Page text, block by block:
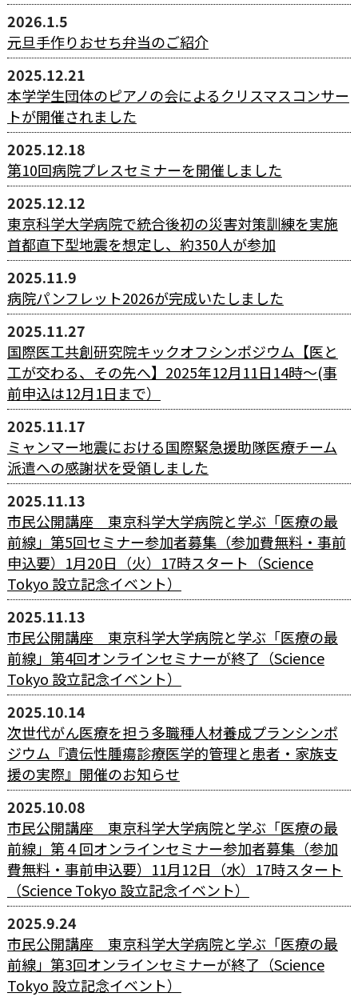
2026.1.5
元旦手作りおせち弁当のご紹介
2025.12.21
本学学生団体のピアノの会によるクリスマスコンサー
トが開催されました
2025.12.18
第10回病院プレスセミナーを開催しました
2025.12.12
東京科学大学病院で統合後初の災害対策訓練を実施
首都直下型地震を想定し、約350人が参加
2025.11.9
病院パンフレット2026が完成いたしました
2025.11.27
国際医工共創研究院キックオフシンポジウム【医と
工が交わる、その先へ】2025年12月11日14時～(事
前申込は12月1日まで）
2025.11.17
ミャンマー地震における国際緊急援助隊医療チーム
派遣への感謝状を受領しました
2025.11.13
市民公開講座 東京科学大学病院と学ぶ「医療の最
前線」第5回セミナー参加者募集（参加費無料・事前
申込要）1月20日（火）17時スタート（Science
Tokyo 設立記念イベント）
2025.11.13
市民公開講座 東京科学大学病院と学ぶ「医療の最
前線」第4回オンラインセミナーが終了（Science
Tokyo 設立記念イベント）
2025.10.14
次世代がん医療を担う多職種人材養成プランシンポ
ジウム『遺伝性腫瘍診療医学的管理と患者・家族支
援の実際』開催のお知らせ
2025.10.08
市民公開講座 東京科学大学病院と学ぶ「医療の最
前線」第４回オンラインセミナー参加者募集（参加
費無料・事前申込要）11月12日（水）17時スタート
（Science Tokyo 設立記念イベント）
2025.9.24
市民公開講座 東京科学大学病院と学ぶ「医療の最
前線」第3回オンラインセミナーが終了（Science
Tokyo 設立記念イベント）